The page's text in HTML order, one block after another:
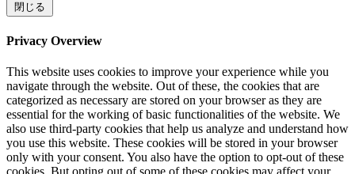
閉じる
Privacy Overview
This website uses cookies to improve your experience while you
navigate through the website. Out of these, the cookies that are
categorized as necessary are stored on your browser as they are
essential for the working of basic functionalities of the website. We
also use third-party cookies that help us analyze and understand how
you use this website. These cookies will be stored in your browser
only with your consent. You also have the option to opt-out of these
cookies. But opting out of some of these cookies may affect your